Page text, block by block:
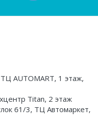
AUTOMART, 1 этаж,
Titan, 2 этаж
61/3, ТЦ Автомаркет,